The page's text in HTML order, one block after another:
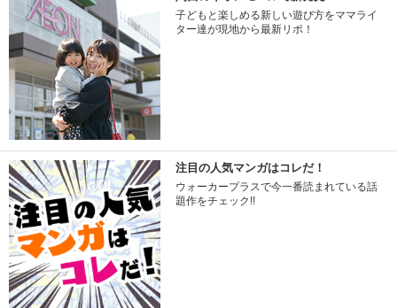
子どもと楽しめる新しい遊び方をママライ
ター達が現地から最新リポ！
注目の人気マンガはコレだ！
ウォーカープラスで今一番読まれている話
題作をチェック!!